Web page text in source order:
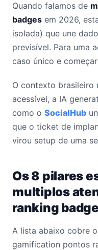
Quando falamos de
badges em 2026,
isolada) que une
previsível. Para uma
caso único e
O contexto brasileiro
acessível, a IA
como o SocialHub
que o ticket de
virou setup de uma
Os 8 pilares
multiplos
ranking
A lista abaixo cobre
gamification pontos